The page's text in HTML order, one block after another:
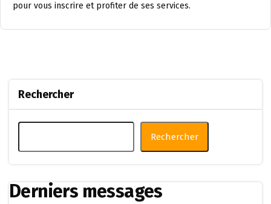
pour vous inscrire et profiter de ses services.
Rechercher
Rechercher
Derniers messages